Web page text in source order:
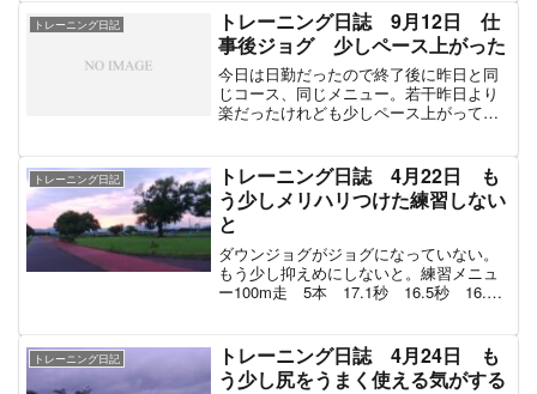
（スミスマシン）ベンチプレス 60㎏
15回 15回...
トレーニング日記
トレーニング日誌 9月12日 仕
事後ジョグ 少しペース上がった
今日は日勤だったので終了後に昨日と同
じコース、同じメニュー。若干昨日より
楽だったけれども少しペース上がってい
メニュー1.03km走 4分27秒ジョグ 合
計5.2㎞ 28...
トレーニング日記
トレーニング日誌 4月22日 も
う少しメリハリつけた練習しない
と
ダウンジョグがジョグになっていない。
もう少し抑えめにしないと。練習メニュ
ー100m走 5本 17.1秒 16.5秒 16.0
3.5㎞ 19分ぐらい合計時間 20...
トレーニング日記
トレーニング日誌 4月24日 も
う少し尻をうまく使える気がする